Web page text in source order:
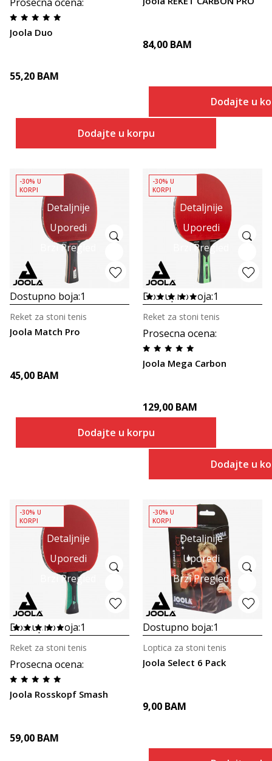
Joola Duo
55,20 BAM
Dodajte u korpu
84,00 BAM
Dodajte u
Detaljnije
Uporedi
Brzi Pregled
-30% U
KORPI
Dostupno boja:1
Joola Match Pro
Reket za stoni tenis
45,00 BAM
Dodajte u korpu
Detaljnije
Uporedi
Brzi Pregled
-30% U
KORPI
Dostupno boja:1
Prosecna ocena:
Joola Mega Carbon
Reket za stoni tenis
129,00 BAM
Dodajte u
Detaljnije
Uporedi
Brzi Pregled
-30% U
KORPI
Dostupno boja:1
Prosecna ocena:
Joola Rosskopf Smash
Reket za stoni tenis
59,00 BAM
Detaljnije
Uporedi
Brzi Pregled
-30% U
KORPI
Dostupno boja:1
Joola Select 6 Pack
Loptica za stoni tenis
9,00 BAM